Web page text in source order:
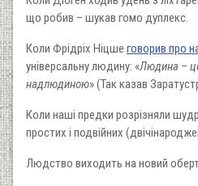
що робив – шукав гомо дуплекс.
Коли Фрідріх Ніцше говорив про
універсальну людину: «Людина –
надлюдиною» (Так казав
Коли наші предки розрізняли
простих і подвійних
Людство виходить на новий оберт